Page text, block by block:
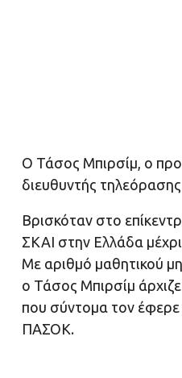
Ο Τάσος Μπιρσίμ, ο
διευθυντής
Βρισκόταν στο
ΣΚΑΙ στην Ελλάδα
Με αριθμό μαθητικού
ο Τάσος Μπιρσίμ
που σύντομα τον έφερε
ΠΑΣΟΚ.